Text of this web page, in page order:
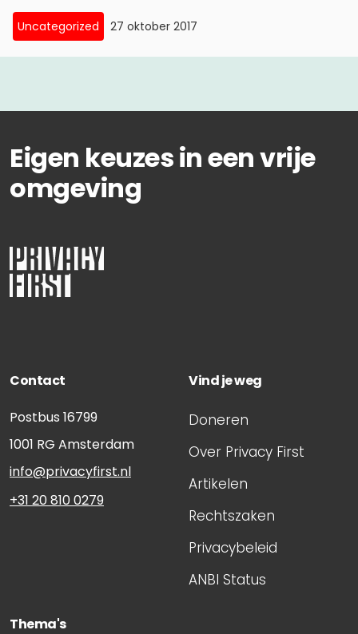
Uncategorized 27 oktober 2017
Eigen keuzes in een vrije
omgeving
Contact
Postbus 16799
1001 RG Amsterdam
info@privacyfirst.nl
+31 20 810 0279
Vind je weg
Doneren
Over Privacy First
Artikelen
Rechtszaken
Privacybeleid
ANBI Status
Thema's